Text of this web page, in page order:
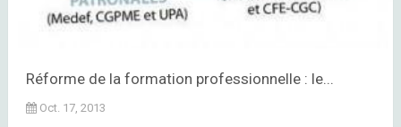
Réforme de la formation professionnelle : le...
Oct. 17, 2013